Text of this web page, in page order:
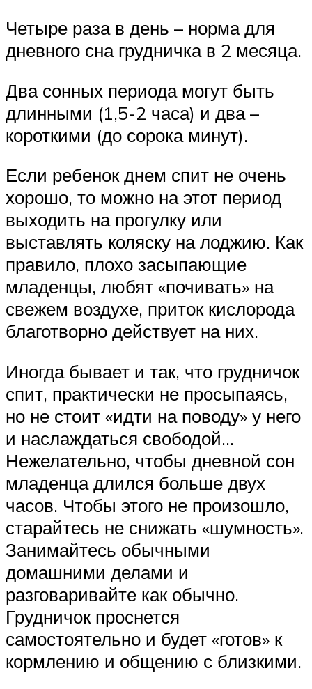
Четыре раза в день – норма для
дневного сна грудничка в 2 месяца.
Два сонных периода могут быть
длинными (1,5-2 часа) и два –
короткими (до сорока минут).
Если ребенок днем спит не очень
хорошо, то можно на этот период
выходить на прогулку или
выставлять коляску на лоджию. Как
правило, плохо засыпающие
младенцы, любят «почивать» на
свежем воздухе, приток кислорода
благотворно действует на них.
Иногда бывает и так, что грудничок
спит, практически не просыпаясь,
но не стоит «идти на поводу» у него
и наслаждаться свободой…
Нежелательно, чтобы дневной сон
младенца длился больше двух
часов. Чтобы этого не произошло,
старайтесь не снижать «шумность».
Занимайтесь обычными
домашними делами и
разговаривайте как обычно.
Грудничок проснется
самостоятельно и будет «готов» к
кормлению и общению с близкими.